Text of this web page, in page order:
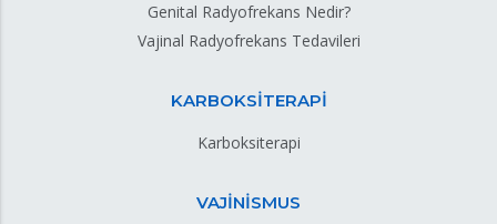
Genital Radyofrekans Nedir?
Vajinal Radyofrekans Tedavileri
KARBOKSİTERAPİ
Karboksiterapi
VAJİNİSMUS